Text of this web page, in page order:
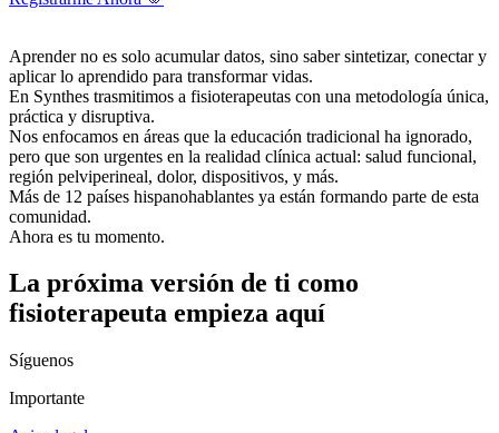
Aprender no es solo acumular datos, sino saber sintetizar, conectar y
aplicar lo aprendido para transformar vidas.
En Synthes trasmitimos a fisioterapeutas con una metodología única,
práctica y disruptiva.
Nos enfocamos en áreas que la educación tradicional ha ignorado,
pero que son urgentes en la realidad clínica actual: salud funcional,
región pelviperineal, dolor, dispositivos, y más.
Más de 12 países hispanohablantes ya están formando parte de esta
comunidad.
Ahora es tu momento.
La próxima versión de ti como
fisioterapeuta empieza aquí
Síguenos
Importante